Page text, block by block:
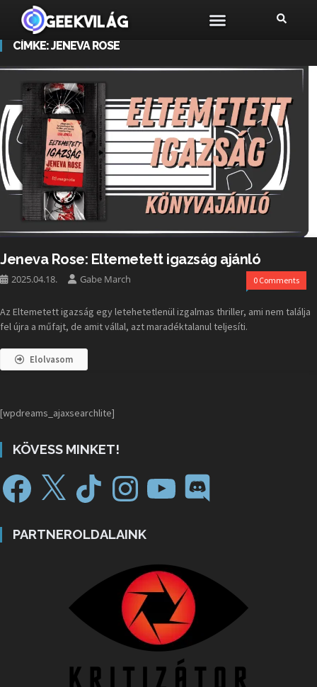
CÍMKE:JENEVA ROSE
Jeneva Rose: Eltemetett igazság ajánló
2025.04.18. Gabe March 0 Comments
Az Eltemetett igazság egy letehetetlenül izgalmas thriller, ami nem találja
fel újra a műfajt, de amit vállal, azt maradéktalanul teljesíti.
Elolvasom
[wpdreams_ajaxsearchlite]
KÖVESS MINKET!
PARTNEROLDALAINK